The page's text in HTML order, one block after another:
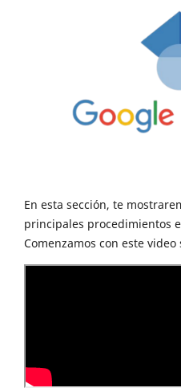
En esta sección, te
principales procedimientos
Comenzamos con este